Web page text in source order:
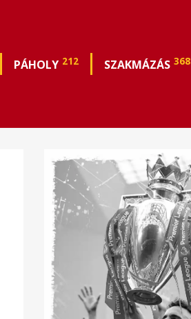
PÁHOLY 212 SZAKMÁZÁS 368